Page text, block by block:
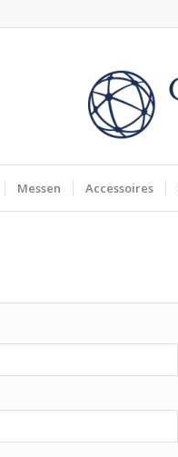
Messen Accessoires